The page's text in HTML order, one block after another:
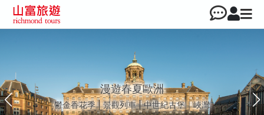
越南 • 越來越好玩
河內｜峴港｜胡志明市｜富國島